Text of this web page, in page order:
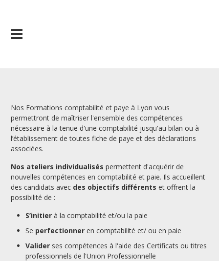
Nos Formations comptabilité et paye à Lyon vous
permettront de maîtriser l'ensemble des compétences
nécessaire à la tenue d'une comptabilité jusqu'au bilan ou à
l’établissement de toutes fiche de paye et des déclarations
associées.
Nos ateliers individualisés permettent d'acquérir de
nouvelles compétences en comptabilité et paie. Ils accueillent
des candidats avec des objectifs différents et offrent la
possibilité de :
S’initierà la comptabilité et/ou la paie
Se perfectionneren comptabilité et/ ou en paie
Valider ses compétences à l'aide des Certificats ou titres
professionnels de l'Union Professionnelle